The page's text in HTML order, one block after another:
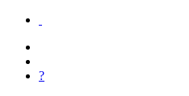
?